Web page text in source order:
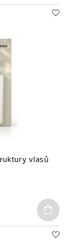
vlasů